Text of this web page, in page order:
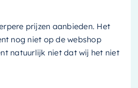
prijzen aanbieden. Het
nog niet op de webshop
natuurlijk niet dat wij het niet